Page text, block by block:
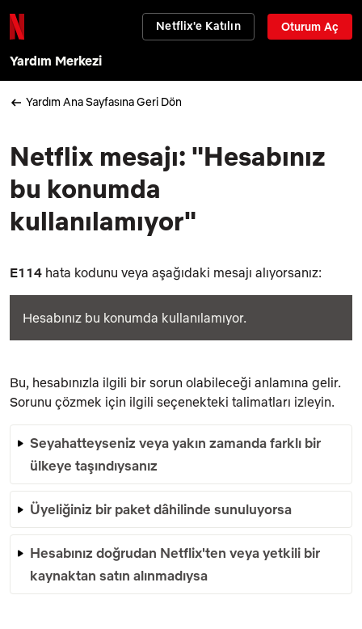
Netflix'e Katılın Oturum Aç
Yardım Merkezi
Yardım Ana Sayfasına Geri Dön
Netflix mesajı: "Hesabınız
bu konumda
kullanılamıyor"
E114 hata kodunu veya aşağıdaki mesajı alıyorsanız:
Hesabınız bu konumda kullanılamıyor.
Bu, hesabınızla ilgili bir sorun olabileceği anlamına gelir.
Sorunu çözmek için ilgili seçenekteki talimatları izleyin.
Seyahatteyseniz veya yakın zamanda farklı bir
ülkeye taşındıysanız
Üyeliğiniz bir paket dâhilinde sunuluyorsa
Hesabınız doğrudan Netflix'ten veya yetkili bir
kaynaktan satın alınmadıysa